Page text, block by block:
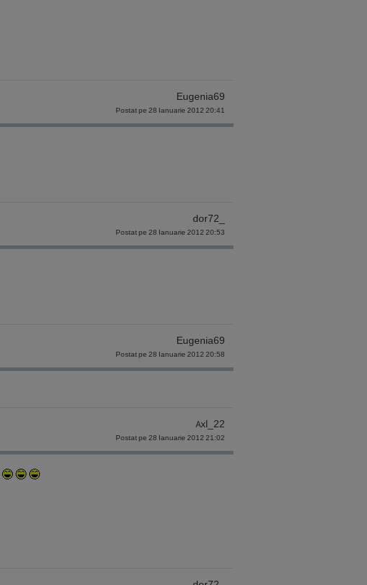
Eugenia69
Postat pe 28 Ianuarie 2012 20:41
dor72_
Postat pe 28 Ianuarie 2012 20:53
Eugenia69
Postat pe 28 Ianuarie 2012 20:58
Axl_22
Postat pe 28 Ianuarie 2012 21:02